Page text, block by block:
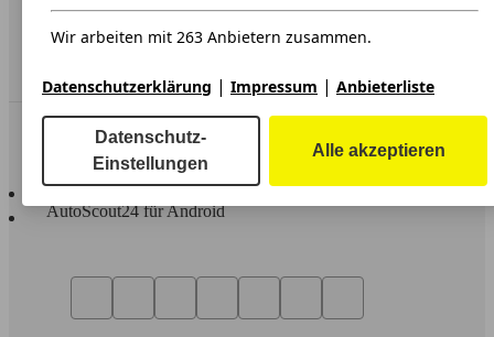
Service
In Verbindung bleiben
AutoScout24 für iOS
AutoScout24 für Android
Wir arbeiten mit 263 Anbietern zusammen.
Datenschutzerklärung | Impressum | Anbieterliste
Datenschutz-
Einstellungen
Alle akzeptieren